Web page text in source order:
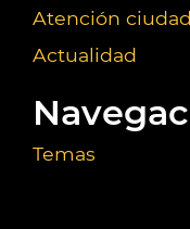
Atención
Actualidad
Temas